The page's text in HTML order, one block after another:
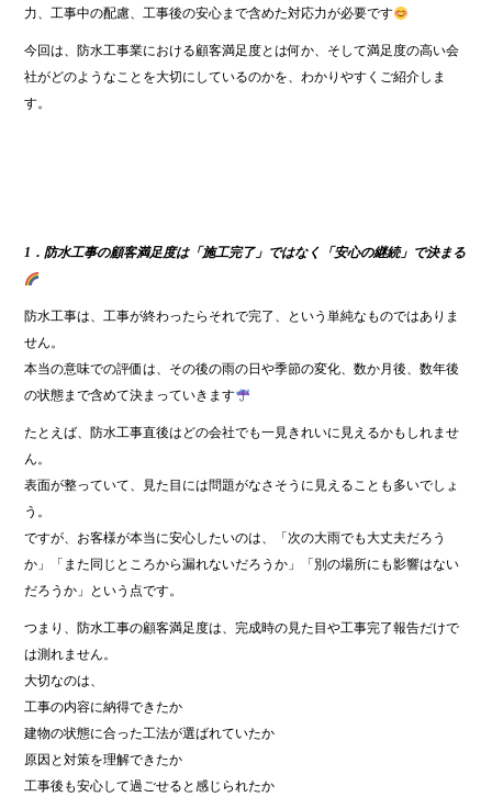
力、工事中の配慮、工事後の安心まで含めた対応力が必要です
今回は、防水工事業における顧客満足度とは何か、そして満足度の高い会
社がどのようなことを大切にしているのかを、わかりやすくご紹介しま
す。
1．防水工事の顧客満足度は「施工完了」ではなく「安心の継続」で決まる
防水工事は、工事が終わったらそれで完了、という単純なものではありま
せん。
本当の意味での評価は、その後の雨の日や季節の変化、数か月後、数年後
の状態まで含めて決まっていきます
たとえば、防水工事直後はどの会社でも一見きれいに見えるかもしれませ
ん。
表面が整っていて、見た目には問題がなさそうに見えることも多いでしょ
う。
ですが、お客様が本当に安心したいのは、「次の大雨でも大丈夫だろう
か」「また同じところから漏れないだろうか」「別の場所にも影響はない
だろうか」という点です。
つまり、防水工事の顧客満足度は、完成時の見た目や工事完了報告だけで
は測れません。
大切なのは、
工事の内容に納得できたか
建物の状態に合った工法が選ばれていたか
原因と対策を理解できたか
工事後も安心して過ごせると感じられたか